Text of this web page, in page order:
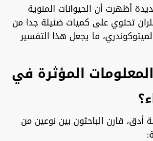
أظهرت أن الحيوانات المنوية
تحتوي على كميات ضئيلة جدا من
ما يجعل هذا التفسير
المؤثرة في
أدق، قارن الباحثون بين نوعين من